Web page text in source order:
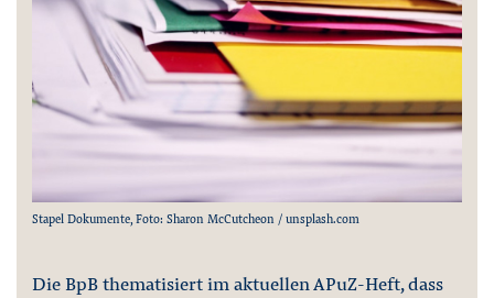
Stapel Dokumente, Foto: Sharon McCutcheon / unsplash.com
Die BpB thematisiert im aktuellen APuZ-Heft, dass